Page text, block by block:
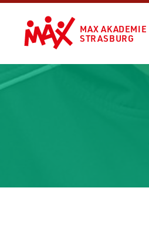
MAX AKADEMIE
STRASBURG